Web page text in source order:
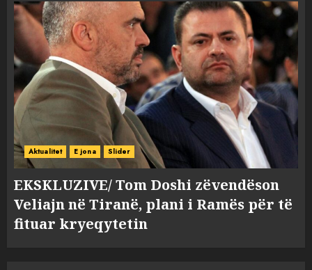
Aktualitet E jona Slider
EKSKLUZIVE/ Tom Doshi zëvendëson
Veliajn në Tiranë, plani i Ramës për të
fituar kryeqytetin